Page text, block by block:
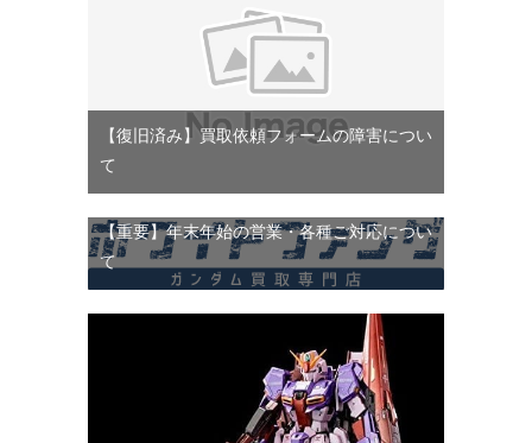
【復旧済み】買取依頼フォームの障害につい
て
【重要】年末年始の営業・各種ご対応につい
て